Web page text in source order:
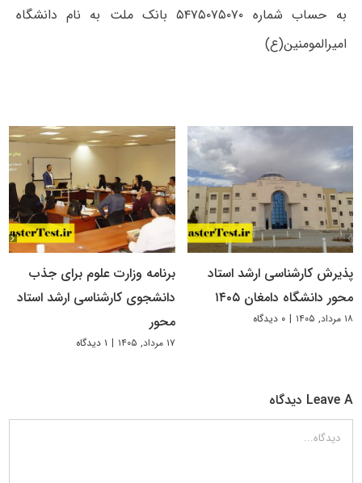
به حساب شماره ۵۴۷۵۰۷۵۰۷۰ بانک ملت به نام دانشگاه
امیرالمومنین(ع)
پذیرش کارشناسی ارشد استاد
محور دانشگاه دامغان ۱۴۰۵
۱۸ مرداد, ۱۴۰۵ | ۰ دیدگاه
برنامه وزارت علوم برای جذب
دانشجوی کارشناسی ارشد استاد
محور
۱۷ مرداد, ۱۴۰۵ | ۱ دیدگاه
Leave A دیدگاه
دیدگاه